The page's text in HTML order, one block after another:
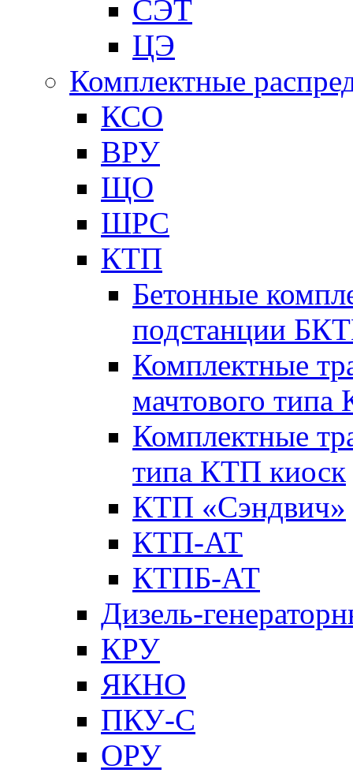
СЭТ
ЦЭ
Комплектные
КСО
ВРУ
ЩО
ШРС
КТП
Бетонные
подстанции
Комплектные
мачтового
Комплектные
типа КТП киоск
КТП «Сэндвич»
КТП-АТ
КТПБ-АТ
Дизель-
КРУ
ЯКНО
ПКУ-С
ОРУ